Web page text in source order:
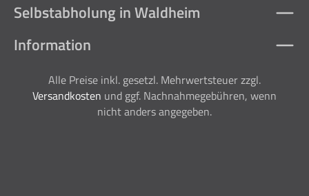
Information
Selbstabholung in Waldheim
Alle Preise inkl. gesetzl. Mehrwertsteuer zzgl.
Versandkosten und ggf. Nachnahmegebühren, wenn
nicht anders angegeben.